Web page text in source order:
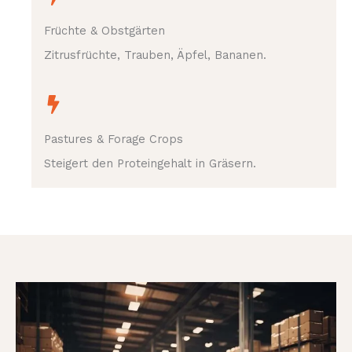
Früchte & Obstgärten
Zitrusfrüchte, Trauben, Äpfel, Bananen.
Pastures & Forage Crops
Steigert den Proteingehalt in Gräsern.